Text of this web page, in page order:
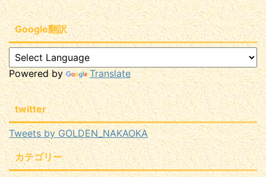
Google翻訳
Powered by Translate
twitter
Tweets by GOLDEN_NAKAOKA
カテゴリー